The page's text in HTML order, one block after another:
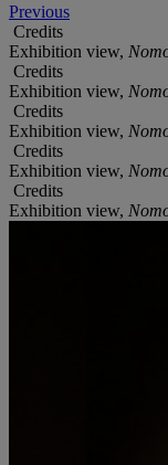
Previous
Credits
Exhibition view,
Credits
Exhibition view,
Credits
Exhibition view,
Credits
Exhibition view,
Credits
Exhibition view,